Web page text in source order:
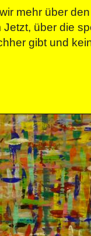
mehr über
über die
gibt und